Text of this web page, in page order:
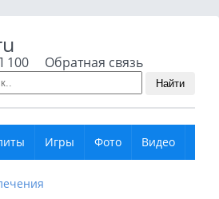
100 Обратная связь
Найти
Игры Фото Видео